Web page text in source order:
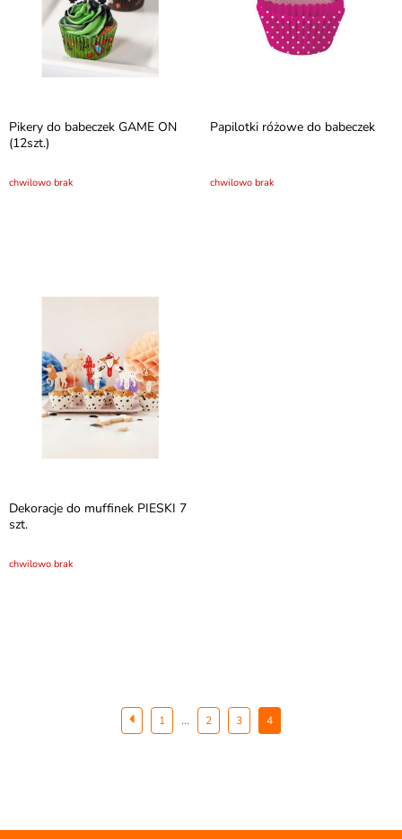
Pikery do babeczek GAME ON
(12szt.)
chwilowo brak
Papilotki różowe do babeczek
chwilowo brak
Dekoracje do muffinek PIESKI 7
szt.
chwilowo brak
1 ... 2 3 4